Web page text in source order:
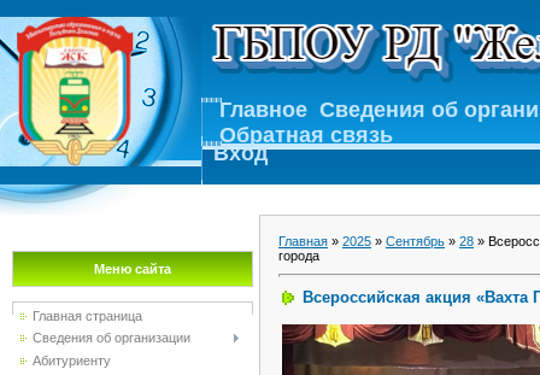
Главное Сведения об
Обратная связь
Вход
Меню сайта
Главная страница
Сведения об организации
Абитуриенту
Главная » 2025 » Сентябрь » 28 »
города
Всероссийская акция «Вахта